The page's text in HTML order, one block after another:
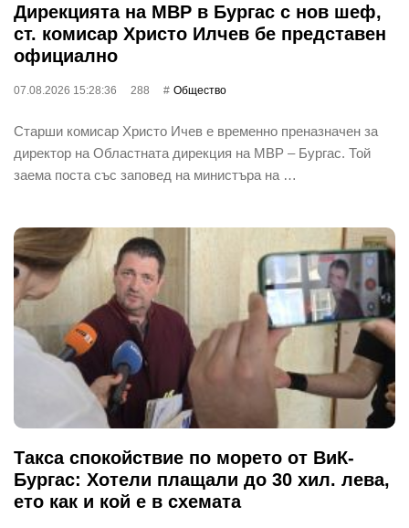
Дирекцията на МВР в Бургас с нов шеф,
ст. комисар Христо Илчев бе представен
официално
07.08.2026 15:28:36 288 Общество
Старши комисар Христо Ичев е временно преназначен за
директор на Областната дирекция на МВР – Бургас. Той
заема поста със заповед на министъра на …
Такса спокойствие по морето от ВиК-
Бургас: Хотели плащали до 30 хил. лева,
ето как и кой е в схемата